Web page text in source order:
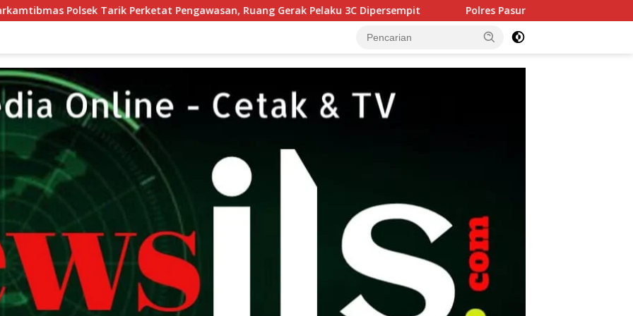
Pengawasan, Ruang Gerak Pelaku 3C Dipersempit Polres Pasuruan Tegaskan Penanganan Kasus Laka Lantas